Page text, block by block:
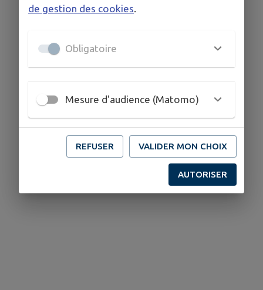
de gestion des cookies
Obligatoire
Mesure d'audience (Matomo)
REFUSER VALIDER MON CHOIX
AUTORISER